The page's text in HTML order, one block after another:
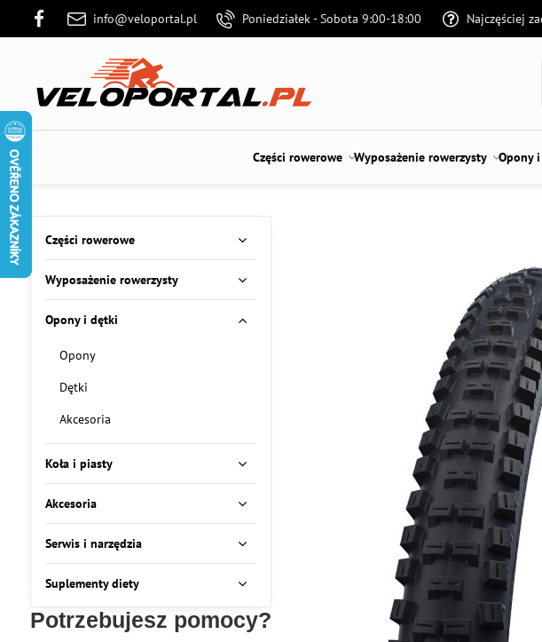
info@veloportal.pl Poniedziałek - Sobota 9:00-18:00 Najczęściej
Części rowerowe Wyposażenie rowerzysty Opony
Części rowerowe
Wyposażenie rowerzysty
Opony i dętki
Opony
Dętki
Akcesoria
Koła i piasty
Akcesoria
Serwis i narzędzia
Suplementy diety
Potrzebujesz pomocy?